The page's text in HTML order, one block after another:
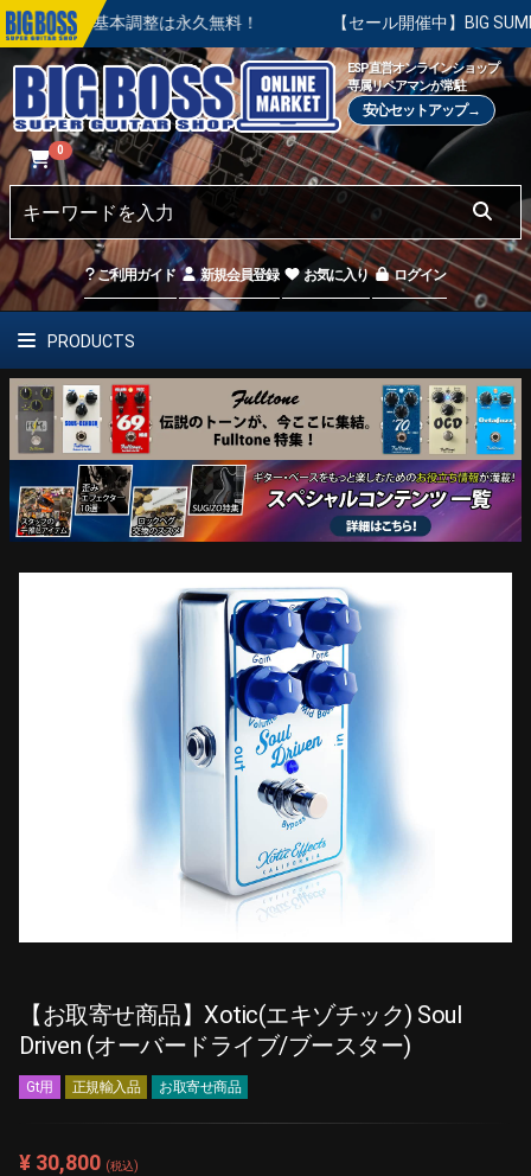
基本調整は永久無料！ 【セール開催中】BIG SUMMER
ESP直営オンラインショップ
専属リペアマンが常駐
安心セットアップ→
0
ご利用ガイド 新規会員登録 お気に入り ログイン
PRODUCTS
【お取寄せ商品】Xotic(エキゾチック) Soul
Driven (オーバードライブ/ブースター)
Gt用 正規輸入品 お取寄せ商品
¥ 30,800 (税込)